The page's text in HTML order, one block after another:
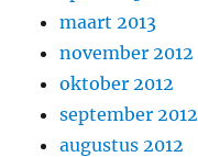
maart 2013
november 2012
oktober 2012
september 2012
augustus 2012